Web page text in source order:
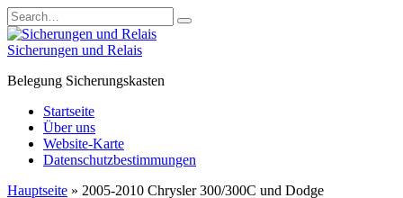
Skip
to
content
Search
for:
Sicherungen und Relais
Belegung Sicherungskasten
Startseite
Über uns
Website-Karte
Datenschutzbestimmungen
Hauptseite » 2005-2010 Chrysler 300/300C und Dodge